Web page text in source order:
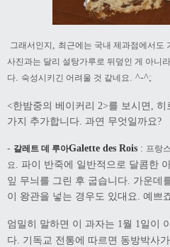
그래서인지 최근에는 국내 제과점에서도
사진과는 달리 설탕가루로 뒤덮인 게 아니
다
숙성시키긴 어려울 것 같네요 . ^-^;
<한밤중의 베이커리 2>를 보시면
히
가지 추가합니다. 과연 무엇일까요?
- 갈레트 데 루아Galette des Rois : 프랑
요. 파이 반죽에 일반적으로 달콤한
잎 무늬를 그린 후 굽습니다. 가운데
이 왕관을 넣는 경우도 있대요. 예쁘
엄밀히 말하면 이 과자는 1월 1일이
다. 기독교 전통에 따르면 동방박사